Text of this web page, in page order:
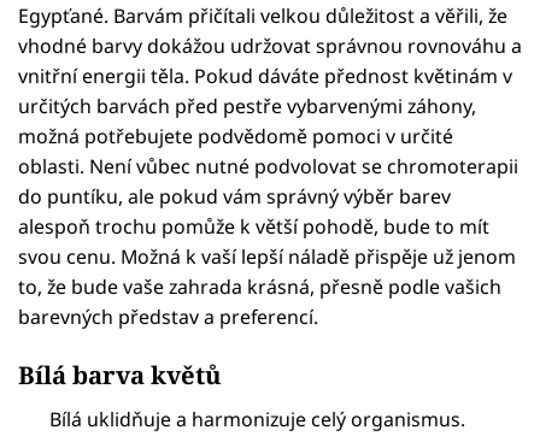
Egypťané. Barvám přičítali velkou důležitost a věřili, že
vhodné barvy dokážou udržovat správnou rovnováhu a
vnitřní energii těla. Pokud dáváte přednost květinám v
určitých barvách před pestře vybarvenými záhony,
možná potřebujete podvědomě pomoci v určité
oblasti. Není vůbec nutné podvolovat se chromoterapii
do puntíku, ale pokud vám správný výběr barev
alespoň trochu pomůže k větší pohodě, bude to mít
svou cenu. Možná k vaší lepší náladě přispěje už jenom
to, že bude vaše zahrada krásná, přesně podle vašich
barevných představ a preferencí.
Bílá barva květů
Bílá uklidňuje a harmonizuje celý organismus.